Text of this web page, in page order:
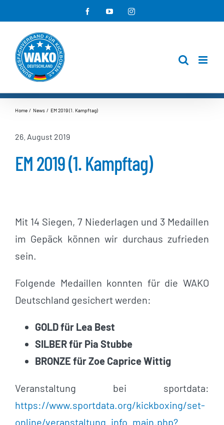
Inhalt
springen
FacebookYouTubeInstagram
Home News EM 2019 (1. Kampftag)
26. August 2019
EM 2019 (1. Kampftag)
Mit 14 Siegen, 7 Niederlagen und 3 Medaillen
im Gepäck können wir durchaus zufrieden
sein.
Folgende Medaillen konnten für die WAKO
Deutschland gesichert werden:
GOLD für Lea Best
SILBER für Pia Stubbe
BRONZE für Zoe Caprice Wittig
Veranstaltung bei sportdata:
https://www.sportdata.org/kickboxing/set-
online/veranstaltung_info_main.php?